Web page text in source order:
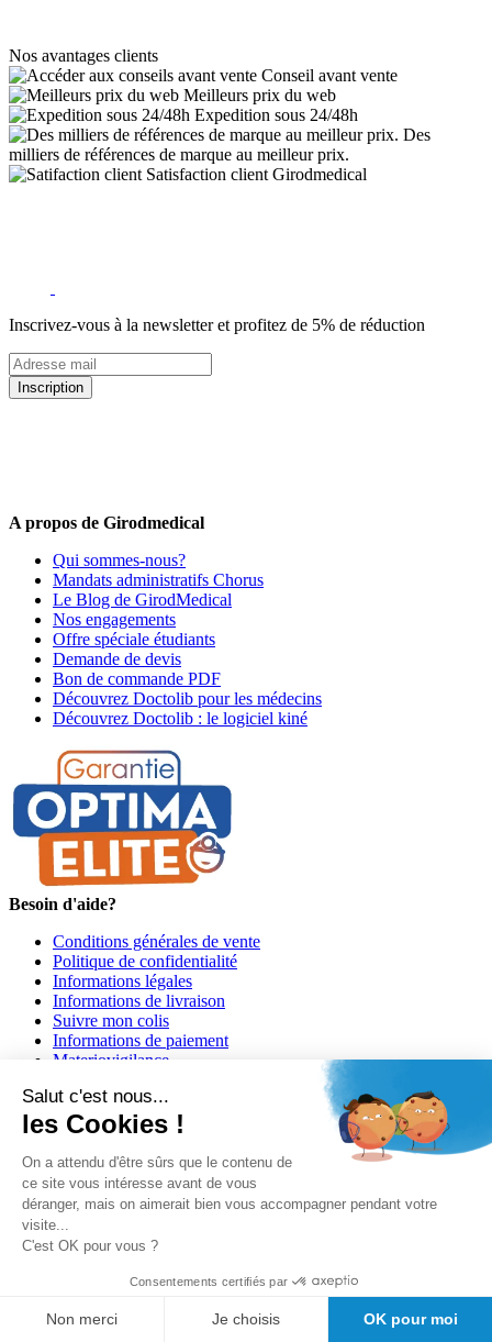
Nos avantages clients
Conseil avant vente
Meilleurs prix du web
Expedition sous 24/48h
Des
milliers de références de marque au meilleur prix.
Satisfaction client Girodmedical
Inscrivez-vous à la newsletter et profitez de 5% de réduction
Inscription
A propos de Girodmedical
Qui sommes-nous?
Mandats administratifs Chorus
Le Blog de GirodMedical
Nos engagements
Offre spéciale étudiants
Demande de devis
Bon de commande PDF
Découvrez Doctolib pour les médecins
Découvrez Doctolib : le logiciel kiné
Besoin d'aide?
Conditions générales de vente
Politique de confidentialité
Informations légales
Informations de livraison
Suivre mon colis
Informations de paiement
Materiovigilance
Girodmedical est également présent dans 23 pays
Tous les dispositifs médicaux présentés sur ce site sont conformes
du code de la santé publique et à l'arrêté du
21 décembre 2012 fixant la liste des dispositifs médicaux autorisés à
Salut c'est nous...
les Cookies !
On a attendu d'être sûrs que le contenu de
ce site vous intéresse avant de vous
déranger, mais on aimerait bien vous accompagner pendant votre
visite...
C'est OK pour vous ?
Consentements certifiés par
Non merci Je choisis OK pour moi